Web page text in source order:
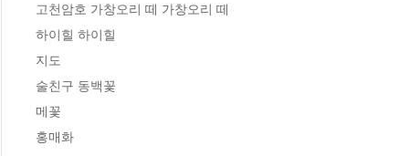
고천암호 가창오리 떼 가창오리 떼
하이힐 하이힐
지도
술친구 동백꽃
메꽃
홍매화